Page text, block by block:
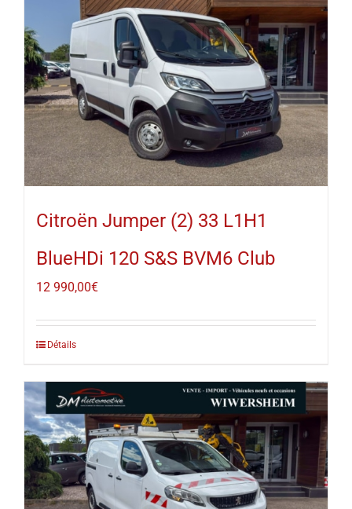
Citroën Jumper (2) 33 L1H1
BlueHDi 120 S&S BVM6 Club
12 990,00€
Détails